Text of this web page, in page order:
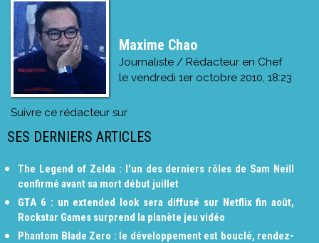
Maxime Chao
Journaliste / Rédacteur en Chef
le vendredi 1er octobre 2010, 18:23
Suivre ce rédacteur sur
SES DERNIERS ARTICLES
The Legend of Zelda : l'un des derniers rôles de Sam Neill
confirmé avant sa mort début juillet
GTA 6 : un extended look sera diffusé sur Netflix fin août,
Rockstar Games surprend la planète jeu vidéo
Phantom Blade Zero : le développement est bouclé, rendez-